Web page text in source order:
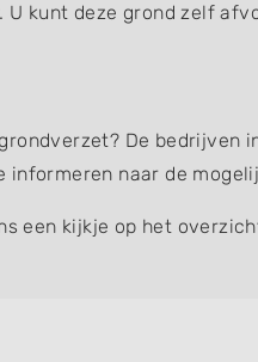
kunt deze grond zelf
De bedrijven
naar de
een kijkje op het